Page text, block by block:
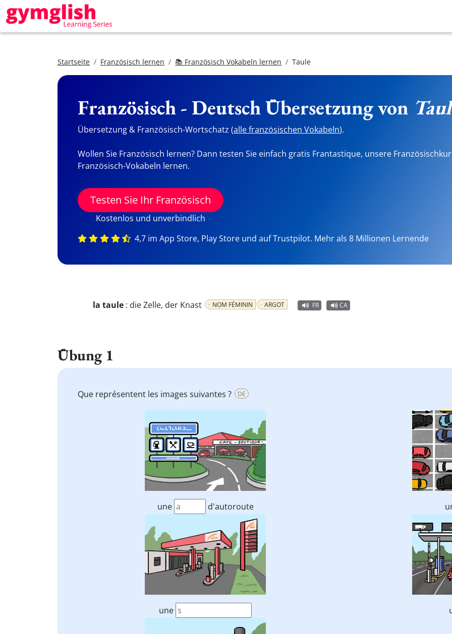
Startseite Französisch lernen 📚 Französisch Vokabeln lernen Taule
Französisch - Deutsch Übersetzung von
Übersetzung & Französisch-Wortschatz (alle französischen Vokabeln).
Wollen Sie Französisch lernen? Dann testen Sie einfach gratis Frantastique, unsere
Französisch-Vokabeln lernen.
Testen Sie Ihr Französisch
Kostenlos und unverbindlich
4,7 im App Store, Play Store und auf Trustpilot. Mehr als 8 Millionen Lernende
la taule : die Zelle, der Knast NOM FÉMININ ARGOT FR CA
Übung 1
Que représentent les images suivantes ? DE
une d'autoroute
une